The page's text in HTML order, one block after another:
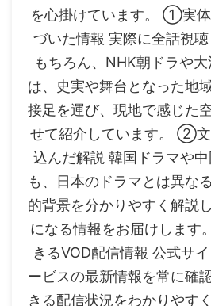
を心掛けています。 ①実
づいた情報 実際に全話視
もちろん、NHK朝ドラや
は、史実や舞台となった地
接足を運び、現地で感じた
せて紹介しています。 ②
込んだ解説 韓国ドラマや
も、日本のドラマとは異な
的背景を分かりやすく解説
になる情報をお届けしま
きるVOD配信情報 公式サ
ービスの最新情報を常に確
きる配信状況をわかりやす